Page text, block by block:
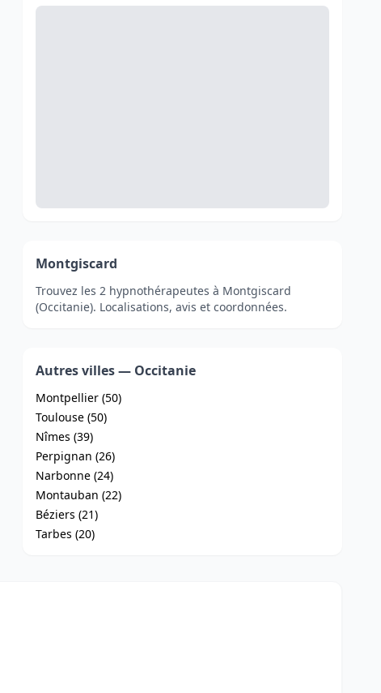
Montgiscard
Trouvez les 2 hypnothérapeutes à Montgiscard
(Occitanie). Localisations, avis et coordonnées.
Autres villes — Occitanie
Montpellier (50)
Toulouse (50)
Nîmes (39)
Perpignan (26)
Narbonne (24)
Montauban (22)
Béziers (21)
Tarbes (20)